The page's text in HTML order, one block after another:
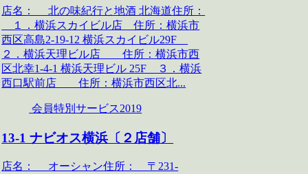
店名： 北の味紀行と地酒 北海道住所：
１．横浜スカイビル店 住所：横浜市
西区高島2-19-12 横浜スカイビル29F
２．横浜天理ビル店 住所：横浜市西
区北幸1-4-1 横浜天理ビル 25F ３．横浜
西口駅前店 住所：横浜市西区北...
会員特別サービス2019
13-1 ナビオス横浜〔２店舗〕
店名： オーシャン住所： 〒231-